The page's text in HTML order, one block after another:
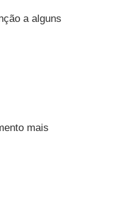
a alguns
mais